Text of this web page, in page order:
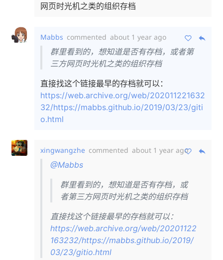
网页时光机之类的组织存档
Mabbs commented about 1 year ago
群里看到的，想知道是否有存档，或者第
三方网页时光机之类的组织存档
直接找这个链接最早的存档就可以：
https://web.archive.org/web/202011221632
32/https://mabbs.github.io/2019/03/23/giti
o.html
xingwangzhe commented about 1 year ago
@Mabbs
群里看到的，想知道是否有存档，或
者第三方网页时光机之类的组织存档
直接找这个链接最早的存档就可以：
https://web.archive.org/web/20201122
163232/https://mabbs.github.io/2019/
03/23/gitio.html